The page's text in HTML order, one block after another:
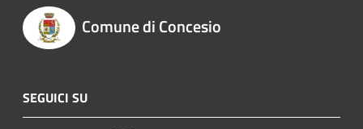
Comune di Concesio
SEGUICI SU